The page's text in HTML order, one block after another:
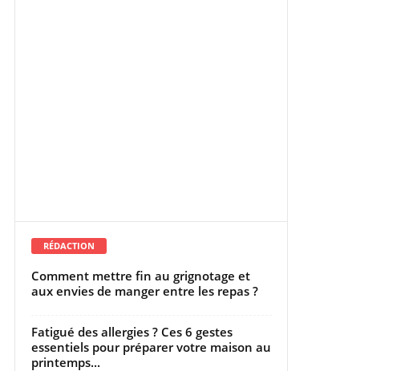
RÉDACTION
Comment mettre fin au grignotage et
aux envies de manger entre les repas ?
Fatigué des allergies ? Ces 6 gestes
essentiels pour préparer votre maison au
printemps...